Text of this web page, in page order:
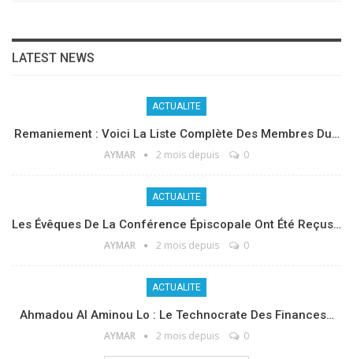
LATEST NEWS
ACTUALITE
Remaniement : Voici La Liste Complète Des Membres Du…
AYMAR 2 mois depuis 0
ACTUALITE
Les Évêques De La Conférence Épiscopale Ont Été Reçus…
AYMAR 2 mois depuis 0
ACTUALITE
Ahmadou Al Aminou Lo : Le Technocrate Des Finances…
AYMAR 2 mois depuis 0